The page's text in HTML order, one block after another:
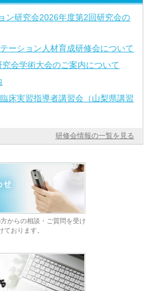
ン研究会2026年度第2回研究会の
ーション人材育成研修会について
会学術大会のご案内について
床実習指導者講習会（山梨県講習
研修会情報の一覧を見る
からの相談・ご質問を受け
ております。